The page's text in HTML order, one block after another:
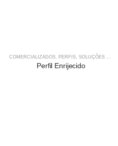
, SOLUÇÕES EM AÇO
COMERCIALIZADOS, PERFIS, SOLUÇÕES EM AÇO
Perfil Enrijecido